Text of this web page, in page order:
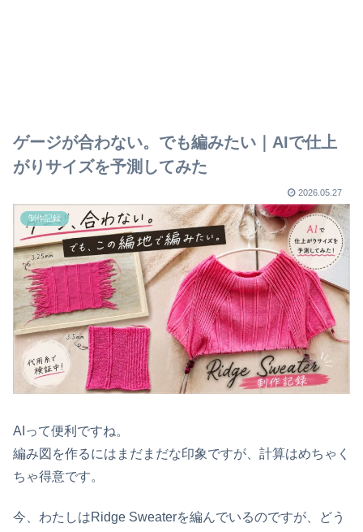
ゲージが合わない。でも編みたい｜AIで仕上
がりサイズを予測してみた
2026.05.27
制作記録
AIって便利ですね。
編み図を作るにはまだまだな印象ですが、計算はめちゃく
ちゃ得意です。
今、わたしはRidge Sweaterを編んでいるのですが、どう